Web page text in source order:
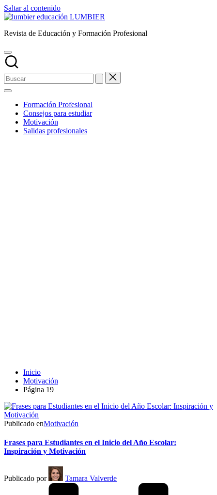
Saltar al contenido
LUMBIER
Revista de Educación y Formación Profesional
Formación Profesional
Consejos para estudiar
Motivación
Salidas profesionales
Inicio
Motivación
Página 19
Publicado enMotivación
Frases para Estudiantes en el Inicio del Año Escolar:
Inspiración y Motivación
Publicado por Tamara Valverde